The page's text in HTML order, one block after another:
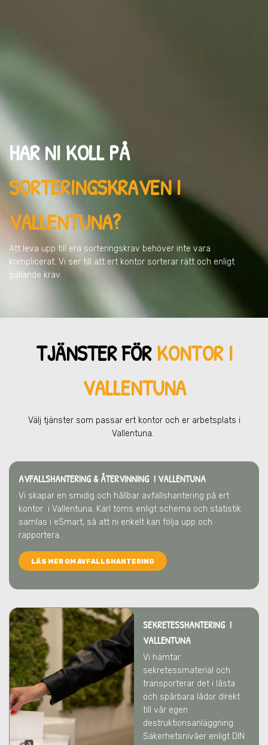
HAR NI KOLL PÅ
SORTERINGSKRAVENI
VALLENTUNA?
Att leva upp till era sorteringskrav behöver inte vara
komplicerat. Vi ser till att ert kontor sorterar rätt och enligt
gällande krav.
TJÄNSTER FÖRKONTOR I
VALLENTUNA
Välj tjänster som passar ert kontor och er arbetsplats i
Vallentuna.
AVFALLSHANTERING & ÅTERVINNING I VALLENTUNA
Vi skapar en smidig och hållbar avfallshantering på ert
kontor i Vallentuna. Kärl töms enligt schema och statistik
samlas i eSmart, så att ni enkelt kan följa upp och
rapportera.
LÄS MER OM AVFALLSHANTERING
SEKRETESSHANTERING I
VALLENTUNA
Vi hämtar
sekretessmaterial och
transporterar det i låsta
och spårbara lådor direkt
till vår egen
destruktionsanläggning.
Säkerhetsnivåer enligt DIN